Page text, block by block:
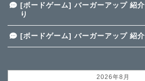
[ボードゲーム] バーガーアップ 紹介
り
[ボードゲーム] バーガーアップ 紹介
2026年8月